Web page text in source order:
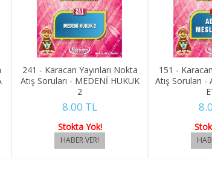
241 - Karacan Yayınları Nokta
Atış Soruları - MEDENİ HUKUK
2
8.00 TL
Stokta Yok!
151 -
Atış Soruları -